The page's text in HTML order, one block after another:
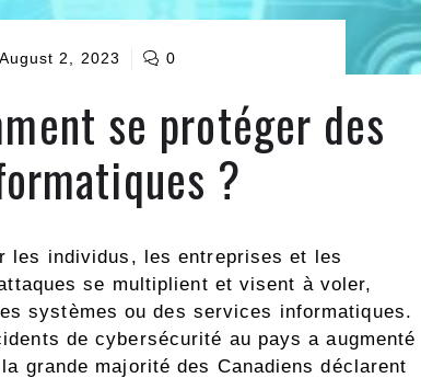
August 2, 2023 0
se protéger des
?
les individus, les entreprises et les
se multiplient et visent à voler,
systèmes ou des services informatiques.
de cybersécurité au pays a augmenté
grande majorité des Canadiens déclarent